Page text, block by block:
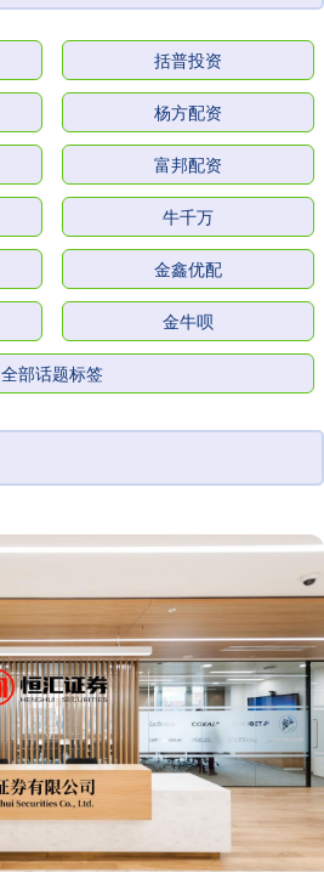
括普投资
杨方配资
富邦配资
牛千万
金鑫优配
金牛呗
全部话题标签